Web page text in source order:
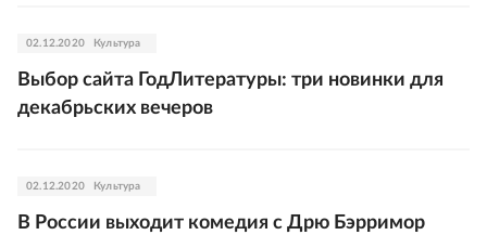
02.12.2020 Культура
Выбор сайта ГодЛитературы: три новинки для
декабрьских вечеров
02.12.2020 Культура
В России выходит комедия с Дрю Бэрримор